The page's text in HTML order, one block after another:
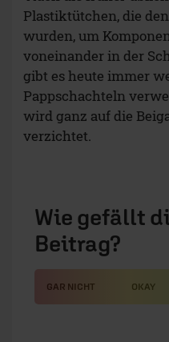
Wie gefällt
Beitrag?
GAR NICHT OKAY
Frage der
Dennoch haben viele
Anteil aus Plastik-